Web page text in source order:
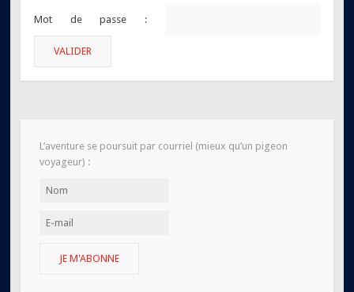
Mot de passe :
L’aventure se poursuit par courriel (mieux qu’un pigeon
voyageur) :
JE M'ABONNE